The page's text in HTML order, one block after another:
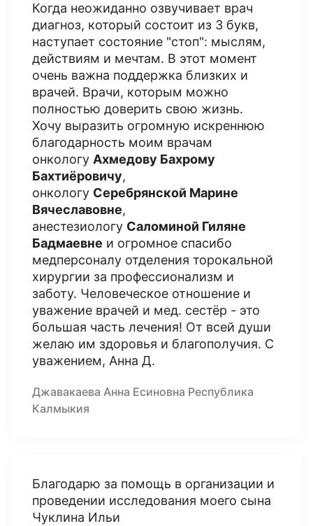
Когда неожиданно озвучивает врач
диагноз, который состоит из 3 букв,
наступает состояние "стоп": мыслям,
действиям и мечтам. В этот момент
очень важна поддержка близких и
врачей. Врачи, которым можно
полностью доверить свою жизнь.
Хочу выразить огромную искреннюю
благодарность моим врачам
онкологу Ахмедову Бахрому
Бахтиёровичу,
онкологу Серебрянской Марине
Вячеславовне,
анестезиологу Саломиной Гиляне
Бадмаевне и огромное спасибо
медперсоналу отделения торокальной
хирургии за профессионализм и
заботу. Человеческое отношение и
уважение врачей и мед. сестёр - это
большая часть лечения! От всей души
желаю им здоровья и благополучия. С
уважением, Анна Д.
Джавакаева Анна Есиновна Республика
Калмыкия
Благодарю за помощь в организации и
проведении исследования моего сына
Чуклина Ильи